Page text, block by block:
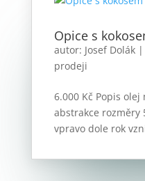
Opice s
autor: Josef Dolák|
prodeji
6.000 Kč Popis
abstrakce rozměry
vpravo dole rok